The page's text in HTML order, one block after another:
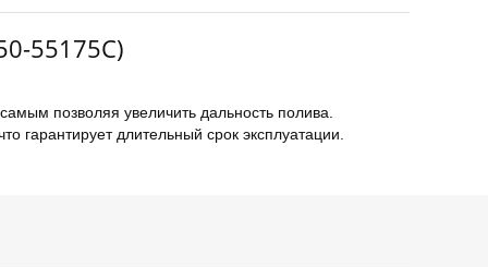
55175C)
позволяя увеличить дальность полива.
гарантирует длительный срок эксплуатации.